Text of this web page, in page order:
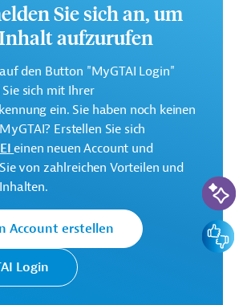
Sie sich an, um
aufzurufen
den Button "MyGTAI Login"
sich mit Ihrer
ein. Sie haben noch keinen
Erstellen Sie sich
einen neuen Account und
von zahlreichen Vorteilen und
Account erstellen
Login
KI-